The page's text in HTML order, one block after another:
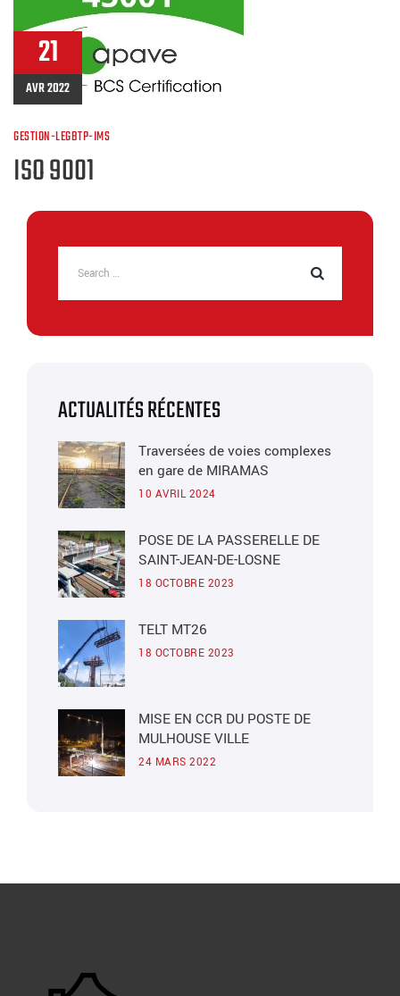
21
AVR 2022
GESTION-LEGBTP-IMS
ISO 9001
ACTUALITÉS RÉCENTES
Traversées de voies complexes
en gare de MIRAMAS
10 AVRIL 2024
POSE DE LA PASSERELLE DE
SAINT-JEAN-DE-LOSNE
18 OCTOBRE 2023
TELT MT26
18 OCTOBRE 2023
MISE EN CCR DU POSTE DE
MULHOUSE VILLE
24 MARS 2022